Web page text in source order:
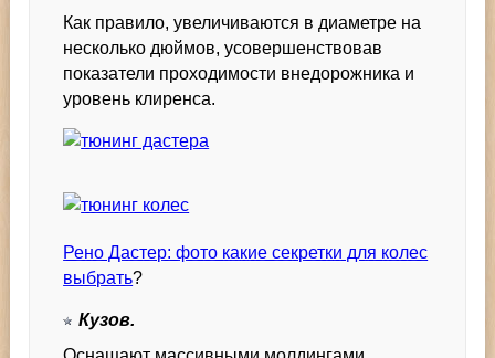
Как правило, увеличиваются в диаметре на
несколько дюймов, усовершенствовав
показатели проходимости внедорожника и
уровень клиренса.
Рено Дастер: фото какие секретки для колес
выбрать?
Кузов.